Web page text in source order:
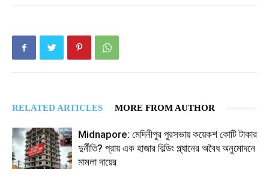
RELATED ARTICLES MORE FROM AUTHOR
Midnapore: মেদিনীপুর পুরসভায় কয়েকশ কোটি টাকার
দুর্নীতি? প্রায় এক হাজার বিল্ডিং প্ল্যানের অবৈধ অনুমোদনে
মামলা দায়ের